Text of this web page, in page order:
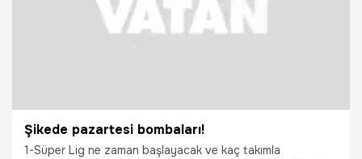
Şikede pazartesi bombaları!
1-Süper Lig ne zaman başlayacak ve kaç takımla